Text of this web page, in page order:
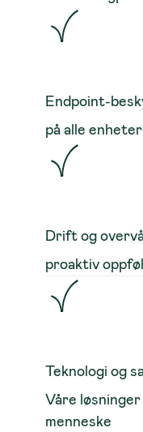
Endpoint-
på alle enheter
Drift og
proaktiv
Teknologi og
Våre
menneske